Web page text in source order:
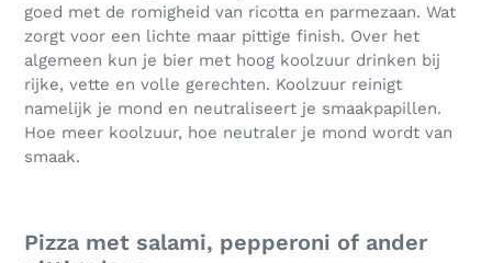
goed met de romigheid van ricotta en parmezaan. Wat
zorgt voor een lichte maar pittige finish. Over het
algemeen kun je bier met hoog koolzuur drinken bij
rijke, vette en volle gerechten. Koolzuur reinigt
namelijk je mond en neutraliseert je smaakpapillen.
Hoe meer koolzuur, hoe neutraler je mond wordt van
smaak.
Pizza met salami, pepperoni of ander